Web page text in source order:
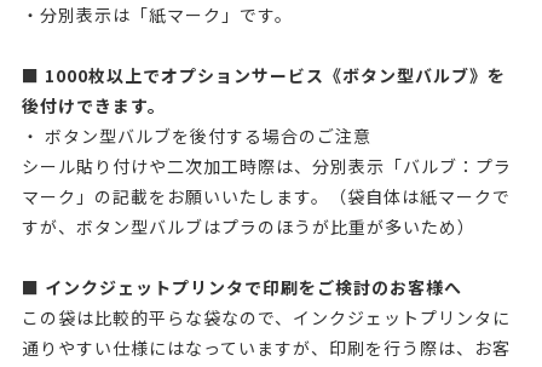
・分別表示は「紙マーク」です。
■ 1000枚以上でオプションサービス《ボタン型バルブ》を
後付けできます。
・ ボタン型バルブを後付する場合のご注意
シール貼り付けや二次加工時際は、分別表示「バルブ：プラ
マーク」の記載をお願いいたします。（袋自体は紙マークで
すが、ボタン型バルブはプラのほうが比重が多いため）
■ インクジェットプリンタで印刷をご検討のお客様へ
この袋は比較的平らな袋なので、インクジェットプリンタに
通りやすい仕様にはなっていますが、印刷を行う際は、お客